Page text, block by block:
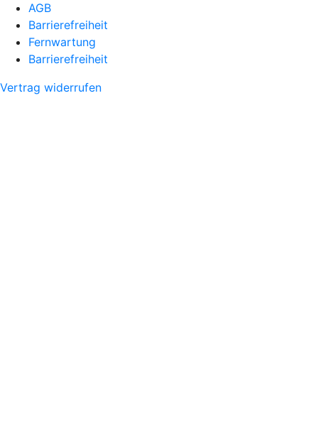
AGB
Barrierefreiheit
Fernwartung
Barrierefreiheit
Vertrag widerrufen